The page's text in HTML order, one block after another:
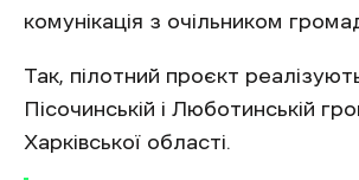
комунікація з очільником
Так, пілотний проєкт
Пісочинській і Люботинській
Харківської області.